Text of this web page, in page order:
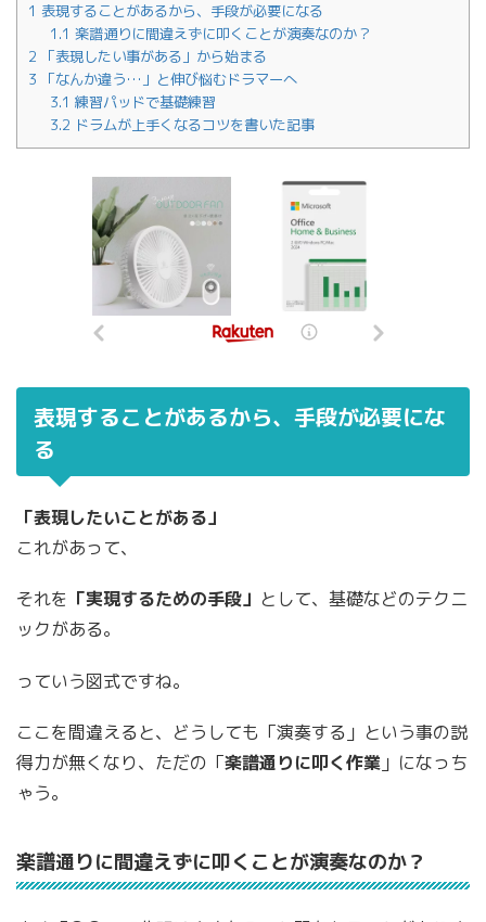
1 表現することがあるから、手段が必要になる
1.1 楽譜通りに間違えずに叩くことが演奏なのか？
2 「表現したい事がある」から始まる
3 「なんか違う…」と伸び悩むドラマーへ
3.1 練習パッドで基礎練習
3.2 ドラムが上手くなるコツを書いた記事
表現することがあるから、手段が必要にな
る
「表現したいことがある」
これがあって、
それを 「実現するための手段」 として、基礎などのテクニ
ックがある。
っていう図式ですね。
ここを間違えると、どうしても「演奏する」という事の説
得力が無くなり、ただの「楽譜通りに叩く作業 」になっち
ゃう。
楽譜通りに間違えずに叩くことが演奏なのか？